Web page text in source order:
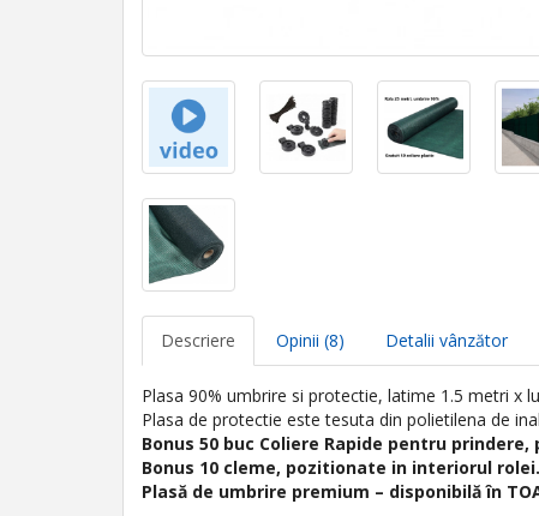
Descriere Opinii (8) Detalii vânzător
Plasa 90% umbrire si protectie, latime 1.5 metri x
Plasa de protectie este tesuta din polietilena de
Bonus 50 buc Coliere Rapide pentru prindere,
Bonus 10 cleme, pozitionate in interiorul rolei.
Plasă de umbrire premium – disponibilă în